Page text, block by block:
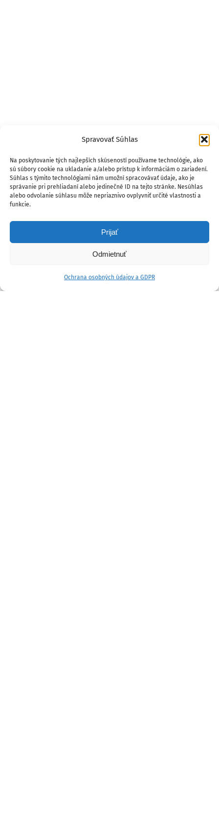
Spravovať Súhlas
Na poskytovanie tých najlepších skúseností používame technológie, ako
sú súbory cookie na ukladanie a/alebo prístup k informáciám o zariadení.
Súhlas s týmito technológiami nám umožní spracovávať údaje, ako je
správanie pri prehliadaní alebo jedinečné ID na tejto stránke. Nesúhlas
alebo odvolanie súhlasu môže nepriaznivo ovplyvniť určité vlastnosti a
funkcie.
Prijať
Odmietnuť
Ochrana osobných údajov a GDPR